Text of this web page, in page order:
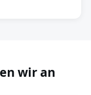
wir an